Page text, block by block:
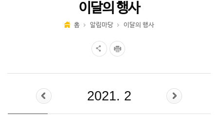
이달의 행사
홈 알림마당 이달의 행사
2021. 2